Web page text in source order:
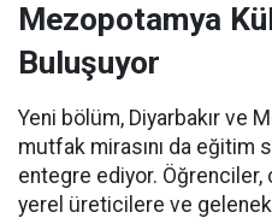
Mezopotamya
Buluşuyor
Yeni bölüm, Diyarbakır ve
mutfak mirasını da eğitim
entegre ediyor.
yerel üreticilere ve